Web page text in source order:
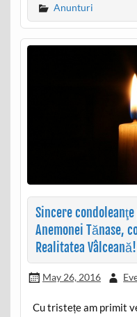
Anunturi
Sincere
Anemonei Tănase,
Realitatea Vâlceană!
May 26, 2016
Cu tristețe am primit